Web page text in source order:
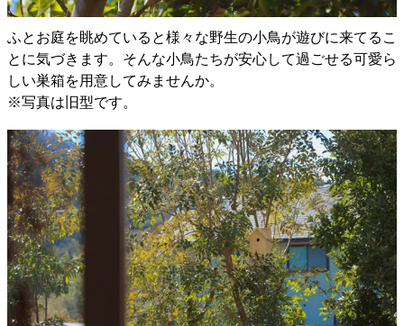
ふとお庭を眺めていると様々な野生の小鳥が遊びに来てるこ
とに気づきます。そんな小鳥たちが安心して過ごせる可愛ら
しい巣箱を用意してみませんか。
※写真は旧型です。